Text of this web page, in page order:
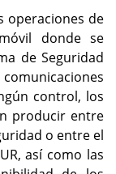
de
donde se
de Seguridad
control, los
producir entre
o entre el
así como las